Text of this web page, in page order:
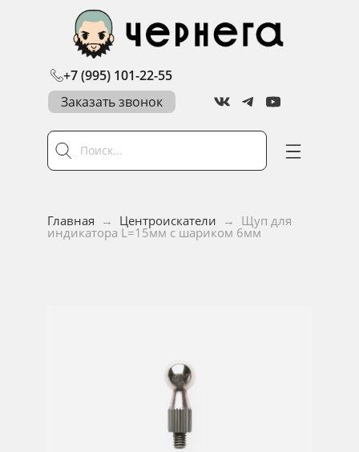
+7 (995) 101-22-55
Заказать звонок
Главная → Центроискатели → Щуп для
индикатора L=15мм с шариком 6мм